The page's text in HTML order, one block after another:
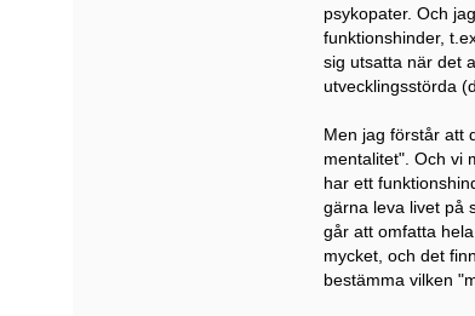
psykopater. Och
funktionshinder,
sig utsatta när det
utvecklingsstörda
Men jag förstår att
mentalitet". Och vi
har ett
gärna leva livet på
går att omfatta
mycket, och det
bestämma vilken